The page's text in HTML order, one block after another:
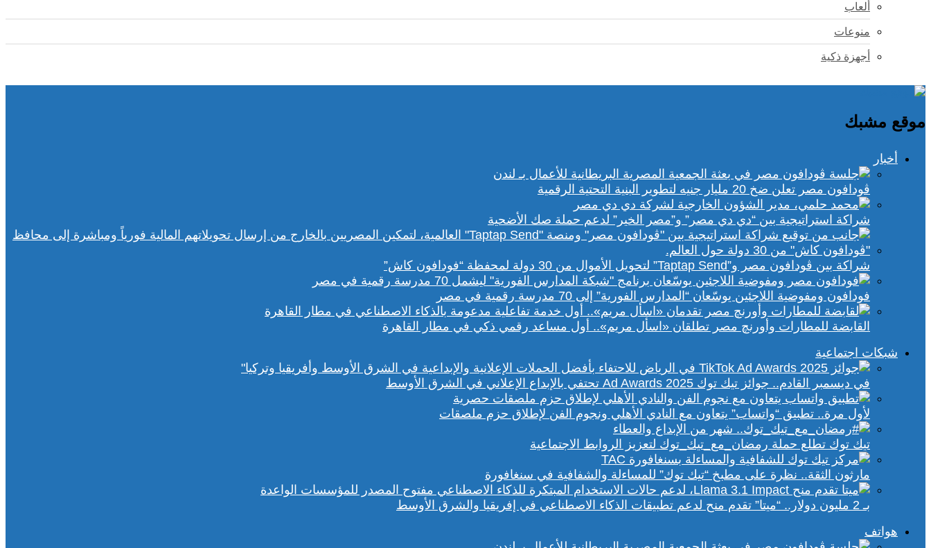
ألعاب
منوعات
أجهزة ذكية
موقع مشبك
أخبار
ڤودافون مصر تعلن ضخ 20 مليار جنيه لتطوير البنية التحتية الرقمية
شراكة استراتيجية بين “دي دي مصر” و”مصر الخير” لدعم حملة صك الأضحية
شراكة بين ڤودافون مصر و”Taptap Send” لتحويل الأموال من 30 دولة لمحفظة “فودافون كاش”
فودافون ومفوضية اللاجئين يوسّعان “المدارس الفورية” إلى 70 مدرسة رقمية في مصر
القابضة للمطارات وأورنچ مصر تطلقان «اسأل مريم».. أول مساعد رقمي ذكي في مطار القاهرة
شبكات اجتماعية
في ديسمبر القادم.. جوائز تيك توك Ad Awards 2025 تحتفي بالإبداع الإعلاني في الشرق الأوسط
لأول مرة.. تطبيق “واتساب” يتعاون مع النادي الأهلي ونجوم الفن لإطلاق حزم ملصقات
تيك توك تطلع حملة رمضان_مع_تيك_توك لتعزيز الروابط الاجتماعية
مارثون الثقة.. نظرة على مطبخ “تيك توك” للمساءلة والشفافية في سنغافورة
بـ 2 مليون دولار.. “ميتا” تقدم منح لدعم تطبيقات الذكاء الاصطناعي في إفريقيا والشرق الأوسط
هواتف